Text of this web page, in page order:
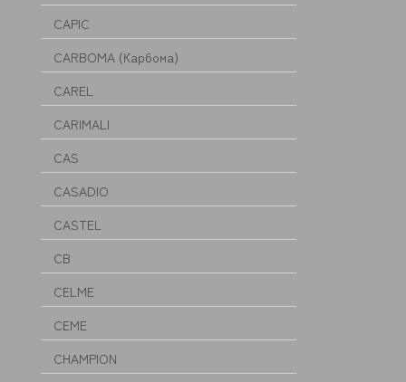
CAPIC
CARBOMA (Карбома)
CAREL
CARIMALI
CAS
CASADIO
CASTEL
CB
CELME
CEME
CHAMPION